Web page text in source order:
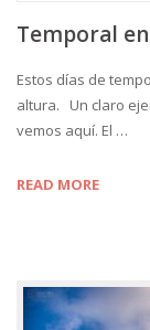
Temporal
Estos días de
altura. Un claro
vemos aquí. El …
READ MORE